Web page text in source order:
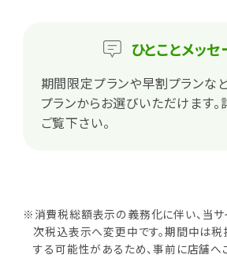
ひとことメッセ
期間限定プランや早割プランな
プランからお選びいただけます
ご覧下さい。
※消費税総額表示の義務化に伴い、当
次税込表示へ変更中です。期間中は税
する可能性があるため、事前に店舗へ